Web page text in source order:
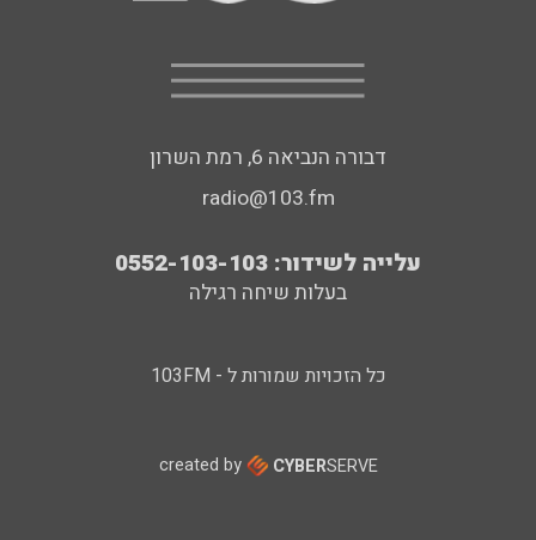
דבורה הנביאה 6, רמת השרון
radio@103.fm
עלייה לשידור: 0552-103-103
בעלות שיחה רגילה
כל הזכויות שמורות ל - 103FM
created by CYBERSERVE